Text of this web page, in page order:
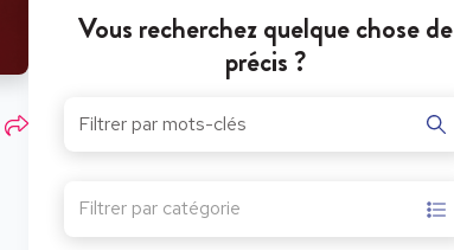
Vous recherchez quelque chose de
précis ?
Filtrer par catégorie